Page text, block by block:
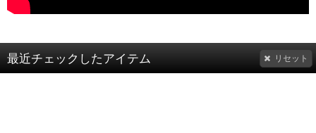
最近チェックしたアイテム リセット